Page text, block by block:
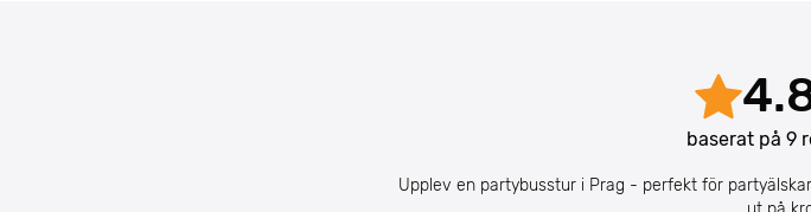
baserat på 9
Upplev en partybusstur i Prag - perfekt för